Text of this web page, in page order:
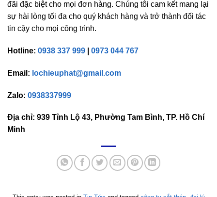
đãi đặc biệt cho mọi đơn hàng. Chúng tôi cam kết mang lại
sự hài lòng tối đa cho quý khách hàng và trở thành đối tác
tin cậy cho mọi công trình.
Hotline: 0938 337 999 0973 044 767
Email: lochieuphat@gmail.com
Zalo: 0938337999
Địa chỉ: 939 Tỉnh Lộ 43, Phường Tam Bình, TP. Hồ Chí
Minh